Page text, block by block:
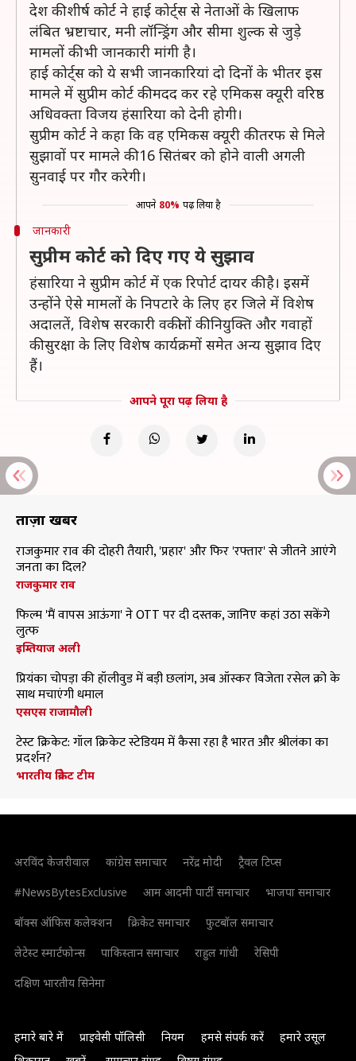
देश की शीर्ष कोर्ट ने हाई कोर्ट्स से नेताओं के खिलाफ
लंबित भ्रष्टाचार, मनी लॉन्ड्रिंग और सीमा शुल्क से जुड़े
मामलों की भी जानकारी मांगी है।
हाई कोर्ट्स को ये सभी जानकारियां दो दिनों के भीतर इस
मामले में सुप्रीम कोर्ट की मदद कर रहे एमिकस क्यूरी वरिष्ठ
अधिवक्ता विजय हंसारिया को देनी होगी।
सुप्रीम कोर्ट ने कहा कि वह एमिकस क्यूरी की तरफ से मिले
सुझावों पर मामले की 16 सितंबर को होने वाली अगली
सुनवाई पर गौर करेगी।
आपने 80% पढ़ लिया है
जानकारी
सुप्रीम कोर्ट को दिए गए ये सुझाव
हंसारिया ने सुप्रीम कोर्ट में एक रिपोर्ट दायर की है। इसमें
उन्होंने ऐसे मामलों के निपटारे के लिए हर जिले में विशेष
अदालतें, विशेष सरकारी वकीलों की नियुक्ति और गवाहों
की सुरक्षा के लिए विशेष कार्यक्रमों समेत अन्य सुझाव दिए
हैं।
आपने पूरा पढ़ लिया है
ताज़ा खबरें
राजकुमार राव की दोहरी तैयारी, 'प्रहार' और फिर 'रफ्तार' से जीतने आएंगे
जनता का दिल?
राजकुमार राव
फिल्म 'मैं वापस आऊंगा' ने OTT पर दी दस्तक, जानिए कहां उठा सकेंगे
लुत्फ
इम्तियाज अली
प्रियंका चोपड़ा की हॉलीवुड में बड़ी छलांग, अब ऑस्कर विजेता रसेल क्रो के
साथ मचाएंगी धमाल
एसएस राजामौली
टेस्ट क्रिकेट: गॉल क्रिकेट स्टेडियम में कैसा रहा है भारत और श्रीलंका का
प्रदर्शन?
भारतीय क्रिकेट टीम
अरविंद केजरीवाल कांग्रेस समाचार नरेंद्र मोदी
ट्रैवल टिप्स
#NewsBytesExclusive
आम आदमी पार्टी समाचार
भाजपा समाचार
बॉक्स ऑफिस कलेक्शन
क्रिकेट समाचार
फुटबॉल समाचार
लेटेस्ट स्मार्टफोन्स
पाकिस्तान समाचार राहुल गांधी
रेसिपी
दक्षिण भारतीय सिनेमा
हमारे बारे में प्राइवेसी पॉलिसी नियम हमसे संपर्क करें
हमारे उसूल